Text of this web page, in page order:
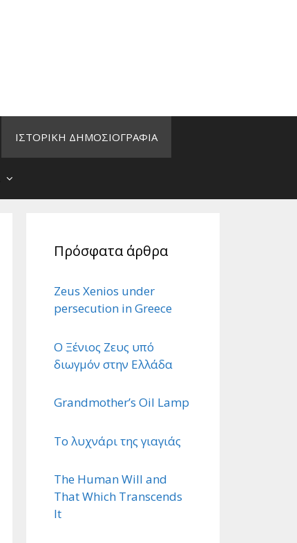
ΙΣΤΟΡΙΚΗ ΔΗΜΟΣΙΟΓΡΑΦΙΑ
Πρόσφατα άρθρα
Zeus Xenios under
persecution in Greece
Ο Ξένιος Ζευς υπό
διωγμόν στην Ελλάδα
Grandmother’s Oil Lamp
Το λυχνάρι της γιαγιάς
The Human Will and
That Which Transcends
It